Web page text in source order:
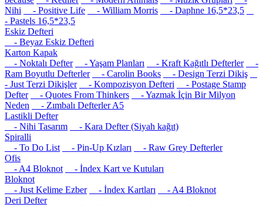
Nihi
- Positive Life - William Morris
- Daphne 16,5*23,5
- Pastels 16,5*23,5
Eskiz Defteri
- Beyaz Eskiz Defteri
Karton Kapak
- Noktalı Defter
- Yaşam Planları - Kraft Kağıtlı Defterler
-
Ram Boyutlu Defterler
- Carolin Books
- Design Terzi Dikiş
- Just Terzi Dikişler
- Kompozisyon Defteri
- Postage Stamp
Defter
- Quotes From Thinkers
- Yazmak İçin Bir Milyon
Neden
- Zımbalı Defterler A5
Lastikli Defter
- Nihi Tasarım
- Kara Defter (Siyah kağıt)
Spiralli
- To Do List
- Pin-Up Kızları
- Raw Grey Defterler
Ofis
- A4 Bloknot
- İndex Kart ve Kutuları
Bloknot
- Just Kelime Ezber
- İndex Kartları
- A4 Bloknot
Deri Defter